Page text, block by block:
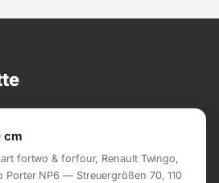
cm
fortwo & forfour, Renault Twingo,
Porter NP6 — Streuergrößen 70, 110